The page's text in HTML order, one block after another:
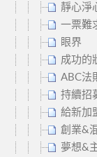
靜心淨
一票難
眼界
成功的
ABC法
持續招
給新加
創業&
夢想&